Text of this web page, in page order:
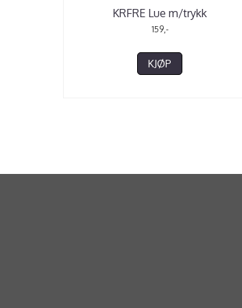
KRFRE Lue m/trykk
159,-
KJØP